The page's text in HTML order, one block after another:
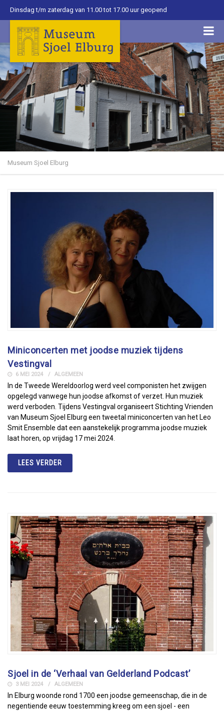
Dinsdag t/m zaterdag van 11.00 tot 17.00 uur geopend
Museum Sjoel Elburg
Miniconcerten met joodse muziek tijdens
Vestingval
6 MEI 2024 ALGEMEEN
In de Tweede Wereldoorlog werd veel componisten het zwijgen
opgelegd vanwege hun joodse afkomst of verzet. Hun muziek
werd verboden. Tijdens Vestingval organiseert Stichting Vrienden
van Museum Sjoel Elburg een tweetal miniconcerten van het Leo
Smit Ensemble dat een aanstekelijk programma joodse muziek
laat horen, op vrijdag 17 mei 2024.
LEES VERDER
Sjoel in de ‘Verhaal van Gelderland Podcast’
3 MEI 2024 ALGEMEEN
In Elburg woonde rond 1700 een joodse gemeenschap, die in de
negentiende eeuw toestemming kreeg om een sjoel - een